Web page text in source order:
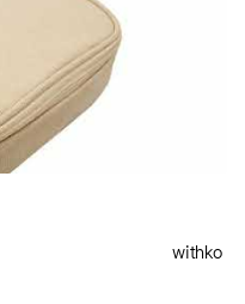
등록자
withko